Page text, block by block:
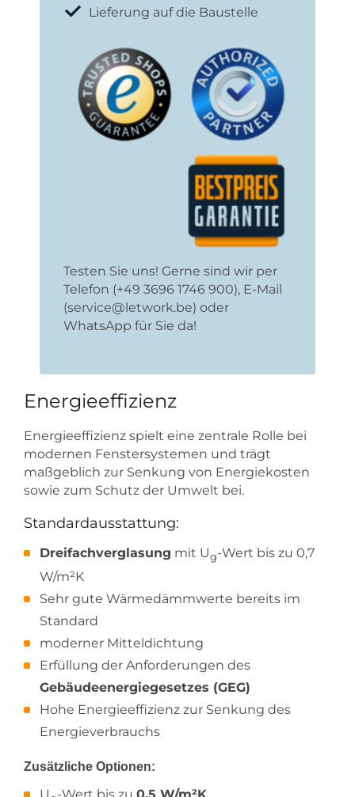
Lieferung auf die Baustelle
Testen Sie uns! Gerne sind wir per
Telefon (+49 3696 1746 900), E-Mail
(service@letwork.be) oder
WhatsApp für Sie da!
Energieeffizienz
Energieeffizienz spielt eine zentrale Rolle bei
modernen Fenstersystemen und trägt
maßgeblich zur Senkung von Energiekosten
sowie zum Schutz der Umwelt bei.
Standardausstattung:
Dreifachverglasung mit Ug-Wert bis zu 0,7
W/m²K
Sehr gute Wärmedämmwerte bereits im
Standard
moderner Mitteldichtung
Erfüllung der Anforderungen des
Gebäudeenergiegesetzes (GEG)
Hohe Energieeffizienz zur Senkung des
Energieverbrauchs
Zusätzliche Optionen: